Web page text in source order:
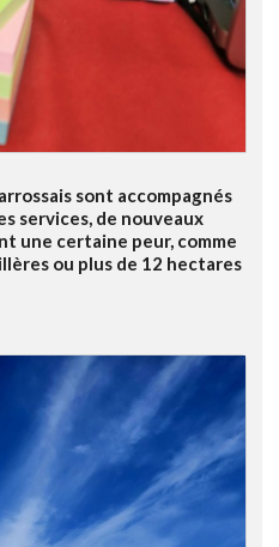
sont accompagnés
services, de nouveaux
une certaine peur, comme
ou plus de 12 hectares